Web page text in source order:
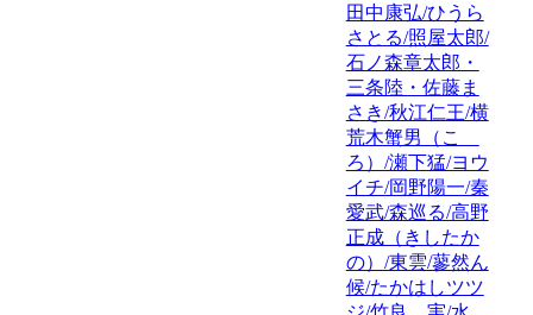
田中康弘/ひうら
さとる/照屋太郎/
石ノ森章太郎・
三条陸・佐藤ま
さき/秋江仁王/横
荒木蟹男（こゝ
ろ）/瀬下猛/ヨウ
イチ/岡野陽一/秦
愛武/森巡る/高野
正成（きしたか
の）/東雲/蓼然ん
候/たかはしツツ